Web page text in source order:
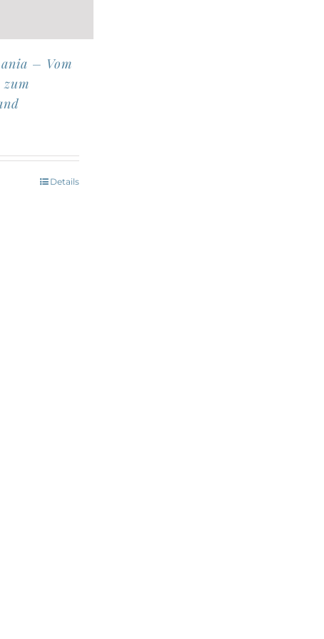
– Vom
Details